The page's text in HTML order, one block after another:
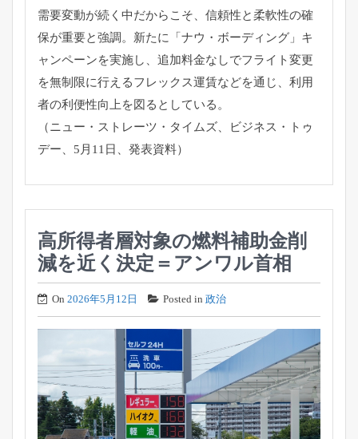
需要変動が続く中だからこそ、 信頼性と柔軟性の確
保が重要と強調。新たに「ナウ・ ボーディング」キ
ャンペーンを実施し、 追加料金なしでフライト変更
を無制限に行えるフレックス運賃などを通じ、利用
者の利便性向上を図るとしている。
（ニュー・ストレーツ・タイムズ、ビジネス・トゥ
デー、 5月11日、発表資料）
高所得者層対象の燃料補助金削
減を近く決定＝アンワル首相
On 2026年5月12日 Posted in 政治